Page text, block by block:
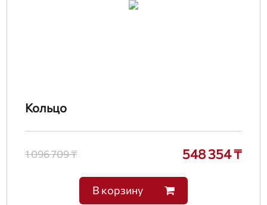
Кольцо
1 096 709 ₸ 548 354 ₸
В корзину